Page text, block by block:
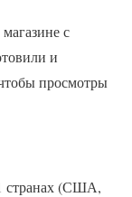
с
и
просмотры
странах (США,